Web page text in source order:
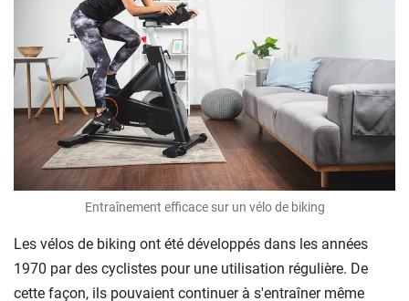
Entraînement efficace sur un vélo de biking
Les vélos de biking ont été développés dans les années
1970 par des cyclistes pour une utilisation régulière. De
cette façon, ils pouvaient continuer à s'entraîner même